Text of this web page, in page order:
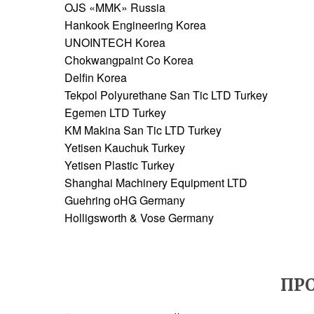
OJS «MMK» Russia
Hankook Engineering Korea
UNOINTECH Korea
Chokwangpaint Co Korea
Delfin Korea
Tekpol Polyurethane San Tic LTD Turkey
Egemen LTD Turkey
KM Makina San Tic LTD Turkey
Yetisen Kauchuk Turkey
Yetisen Plastic Turkey
Shanghai Machinery Equipment LTD
Guehring oHG Germany
Holligsworth & Vose Germany